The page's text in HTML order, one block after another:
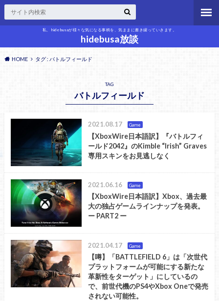
私、hidebusaが様々な気になる事柄を、気ままに書き綴っていきます。
hidebusa放談
HOME タグ : バトルフィールド
TAG
バトルフィールド
2021.08.17 Game
【XboxWire日本語訳】『バトルフィ
ールド2042』のKimble “Irish” Graves
専用スキンをお見逃しなく
2021.06.16 Game
【XboxWire日本語訳】Xbox、過去最
大の独占ゲームラインナップを発表。
ー PART2 ー
2021.04.17 Game
【噂】「BATTLEFIELD 6」は「次世代
プラットフォームが可能にする新たな
革新性をターゲット」にしているの
で、前世代機のPS4やXbox Oneで発売
されない可能性。